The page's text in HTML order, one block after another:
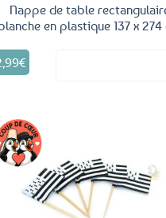
Nappe de table
en plastique 137 x 274
€
aux